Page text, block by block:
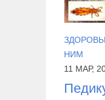
НИМ
11 МАР,